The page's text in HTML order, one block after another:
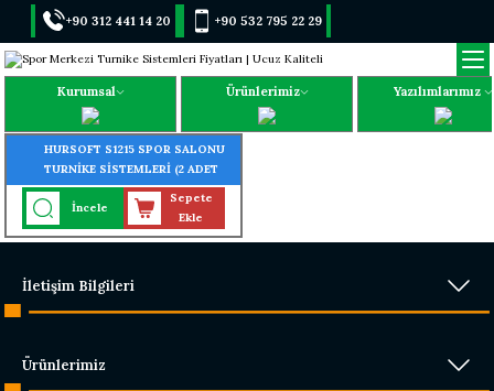
+90 312 441 14 20 +90 532 795 22 29
Kurumsal Ürünlerimiz Yazılımlarımız
HURSOFT S1215 SPOR SALONU
TURNİKE SİSTEMLERİ (2 ADET
PARMAK İZLİ KART OKUYUCU
TURNİKEYE MONTELİ)
İncele
Sepete
Ekle
İletişim Bilgileri
Ürünlerimiz